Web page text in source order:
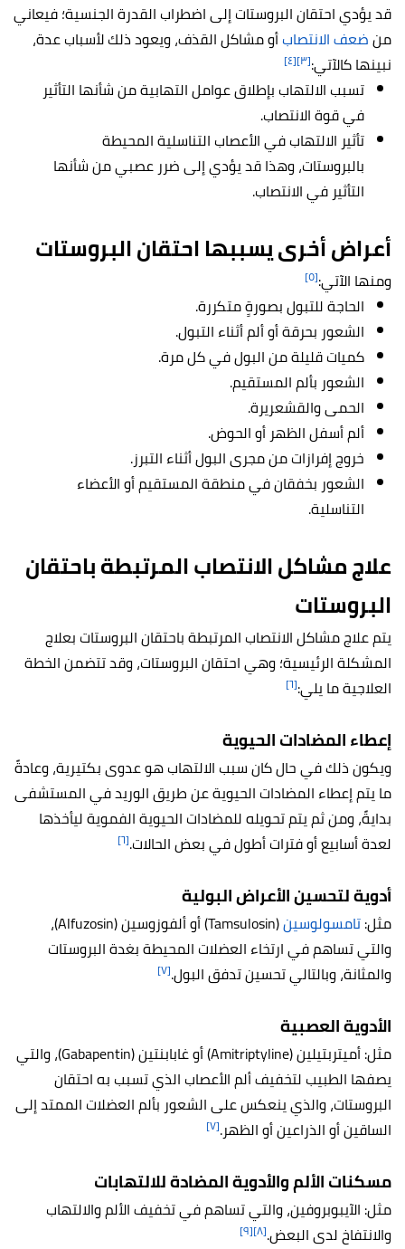
قد يؤدي احتقان البروستات إلى اضطراب القدرة الجنسية؛ فيعاني
منضعف الانتصابأو مشاكل القذف، ويعود ذلك لأسباب عدة،
نبينها كالآتي:[٣] [٤]
تسبب الالتهاب بإطلاق عوامل التهابية من شأنها التأثير
في قوة الانتصاب.
تأثير الالتهاب في الأعصاب التناسلية المحيطة
بالبروستات، وهذا قد يؤدي إلى ضرر عصبي من شأنها
التأثير في الانتصاب.
أعراض أخرى يسببها احتقان البروستات
ومنها الآتي:[٥]
الحاجة للتبول بصورةٍ متكررة.
الشعور بحرقة أو ألم أثناء التبول.
كميات قليلة من البول في كل مرة.
الشعور بألم المستقيم.
الحمى والقشعريرة.
ألم أسفل الظهر أو الحوض.
خروج إفرازات من مجرى البول أثناء التبرز.
الشعور بخفقان في منطقة المستقيم أو الأعضاء
التناسلية.
علاج مشاكل الانتصاب المرتبطة باحتقان
البروستات
يتم علاج مشاكل الانتصاب المرتبطة باحتقان البروستات بعلاج
المشكلة الرئيسية؛ وهي احتقان البروستات، وقد تتضمن الخطة
العلاجية ما يلي:[٦]
إعطاء المضادات الحيوية
ويكون ذلك في حال كان سبب الالتهاب هو عدوى بكتيرية، وعادةً
ما يتم إعطاء المضادات الحيوية عن طريق الوريد في المستشفى
بدايةً، ومن ثم يتم تحويله للمضادات الحيوية الفموية ليأخذها
لعدة أسابيع أو فترات أطول في بعض الحالات.[٦]
أدوية لتحسين الأعراض البولية
مثل:تامسولوسين
(Tamsulosin) أو ألفوزوسين (Alfuzosin)،
والتي تساهم في ارتخاء العضلات المحيطة بغدة البروستات
والمثانة، وبالتالي تحسين تدفق البول.[٧]
الأدوية العصبية
مثل: أميتربتيلين (Amitriptyline) أو غابابنتين (Gabapentin)، والتي
يصفها الطبيب لتخفيف ألم الأعصاب الذي تسبب به احتقان
البروستات، والذي ينعكس على الشعور بألم العضلات الممتد إلى
الساقين أو الذراعين أو الظهر.[٧]
مسكنات الألم والأدوية المضادة للالتهابات
مثل: الآيبوبروفين، والتي تساهم في تخفيف الألم والالتهاب
والانتفاخ لدى البعض.[٨] [٩]